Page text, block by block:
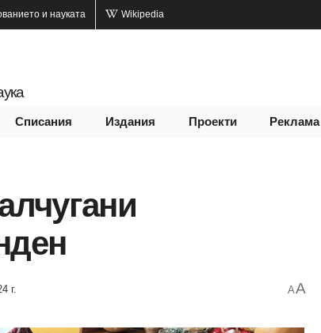
и науката Wikipedia
Списания Издания Проекти Реклама
г. AA